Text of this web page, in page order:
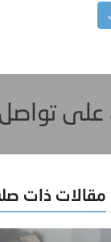
على
مقالات ذات